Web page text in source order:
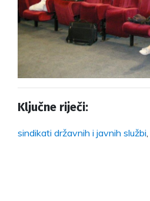
Ključne riječi:
sindikati državnih i javnih službi,